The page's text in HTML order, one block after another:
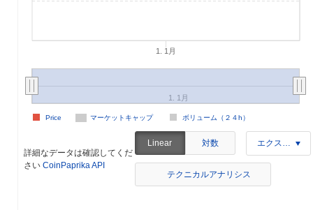
1. 1月
マーケットキャップ ボリューム（２４h）
Price
1. 1月
詳細なデータは確認してくだ
さい CoinPaprika API
Linear 対数 エクスポート
テクニカルアナリシス